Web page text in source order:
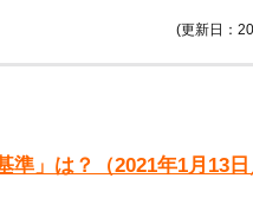
(更新日：
準」は？（2021年1月13